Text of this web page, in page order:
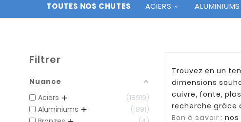
TOUTES NOS CHUTES ACIERS ALUMINIUMS
Filtrer
Nuance
Aciers
18919
Aluminiums
1891
Trouvez en un
dimensions
cuivre, fonte,
recherche grâce
Bon à savoir :